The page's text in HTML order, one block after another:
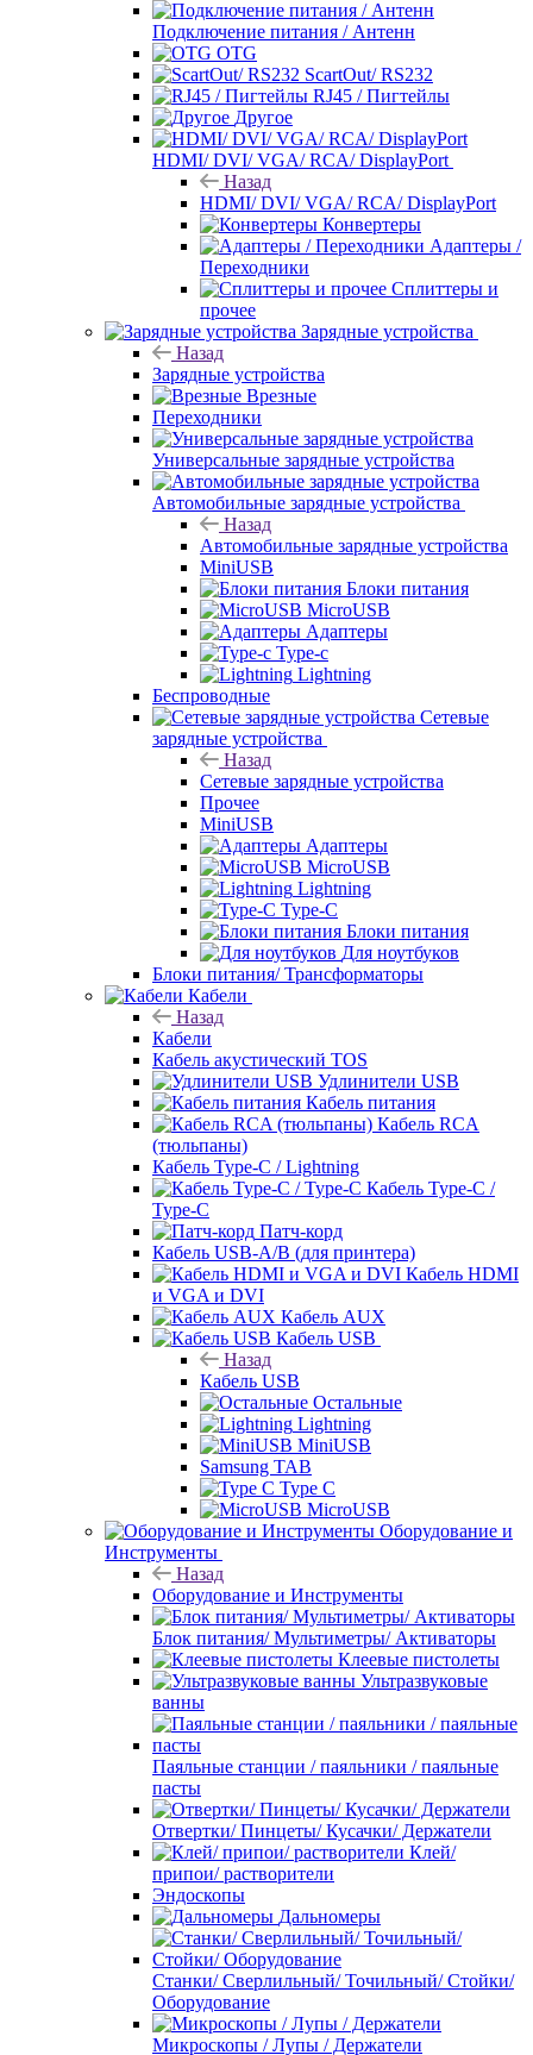
Подключение питания / Антенн
OTG
ScartOut/ RS232
RJ45 / Пигтейлы
Другое
HDMI/ DVI/ VGA/ RCA/ DisplayPort
Назад
HDMI/ DVI/ VGA/ RCA/ DisplayPort
Конвертеры
Адаптеры /
Переходники
Сплиттеры и
прочее
Зарядные устройства
Назад
Зарядные устройства
Врезные
Переходники
Универсальные зарядные устройства
Автомобильные зарядные устройства
Назад
Автомобильные зарядные устройства
MiniUSB
Блоки питания
MicroUSB
Адаптеры
Type-c
Lightning
Беспроводные
Сетевые
зарядные устройства
Назад
Сетевые зарядные устройства
Прочее
MiniUSB
Адаптеры
MicroUSB
Lightning
Type-C
Блоки питания
Для ноутбуков
Блоки питания/ Трансформаторы
Кабели
Назад
Кабели
Кабель акустический TOS
Удлинители USB
Кабель питания
Кабель RCA
(тюльпаны)
Кабель Type-C / Lightning
Кабель Type-C /
Type-C
Патч-корд
Кабель USB-A/B (для принтера)
Кабель HDMI
и VGA и DVI
Кабель AUX
Кабель USB
Назад
Кабель USB
Остальные
Lightning
MiniUSB
Samsung TAB
Type C
MicroUSB
Оборудование и
Инструменты
Назад
Оборудование и Инструменты
Блок питания/ Мультиметры/ Активаторы
Клеевые пистолеты
Ультразвуковые
ванны
Паяльные станции / паяльники / паяльные
пасты
Отвертки/ Пинцеты/ Кусачки/ Держатели
Клей/
припои/ растворители
Эндоскопы
Дальномеры
Станки/ Сверлильный/ Точильный/ Стойки/
Оборудование
Микроскопы / Лупы / Держатели